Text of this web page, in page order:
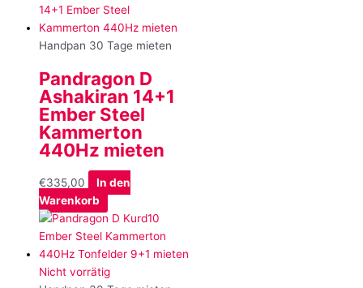
Handpan 30 Tage mieten
Pandragon D
Ashakiran 14+1
Ember Steel
Kammerton
440Hz mieten
€335,00
In den
Warenkorb
Nicht vorrätig